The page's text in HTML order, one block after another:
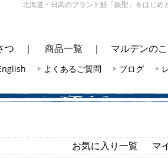
北海道・日高のブランド鮭「銀聖」をはじめ
つ ｜ 商品一覧 ｜ マルデンの
よくあるご質問 ブログ
お気に入り一覧
マ